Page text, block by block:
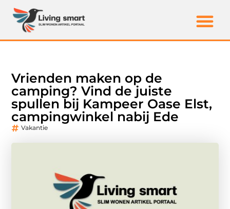
Vrienden maken op de
camping? Vind de juiste
spullen bij Kampeer Oase Elst,
campingwinkel nabij Ede
Vakantie